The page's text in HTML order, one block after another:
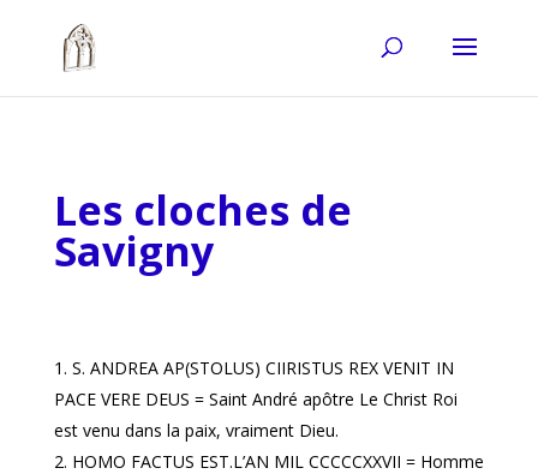
Les cloches de
Savigny
S. ANDREA AP(STOLUS) CIIRISTUS REX VENIT IN
PACE VERE DEUS = Saint André apôtre Le Christ Roi
est venu dans la paix, vraiment Dieu.
HOMO FACTUS EST.L’AN MIL CCCCCXXVII = Homme